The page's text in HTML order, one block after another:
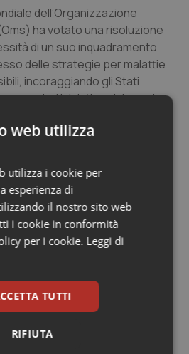
& Testa Collo
dell’Organizzazione
ha votato una risoluzione
di un suo inquadramento
delle strategie per malattie
incoraggiando gli Stati
maggiori iniziative al riguardo,
e la carriera di chi ne è
sfere più intime e personali.
in
web utilizza
utilizza i cookie per
esperienza di
il nostro sito web
i cookie in conformità
per i cookie. Leggi di
TUTTI
RIFIUTA